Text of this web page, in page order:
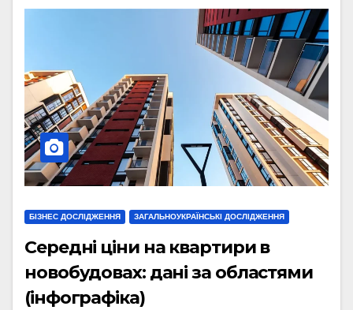
БІЗНЕС ДОСЛІДЖЕННЯ ЗАГАЛЬНОУКРАЇНСЬКІ ДОСЛІДЖЕННЯ
Середні ціни на квартири в
новобудовах: дані за областями
(інфографіка)